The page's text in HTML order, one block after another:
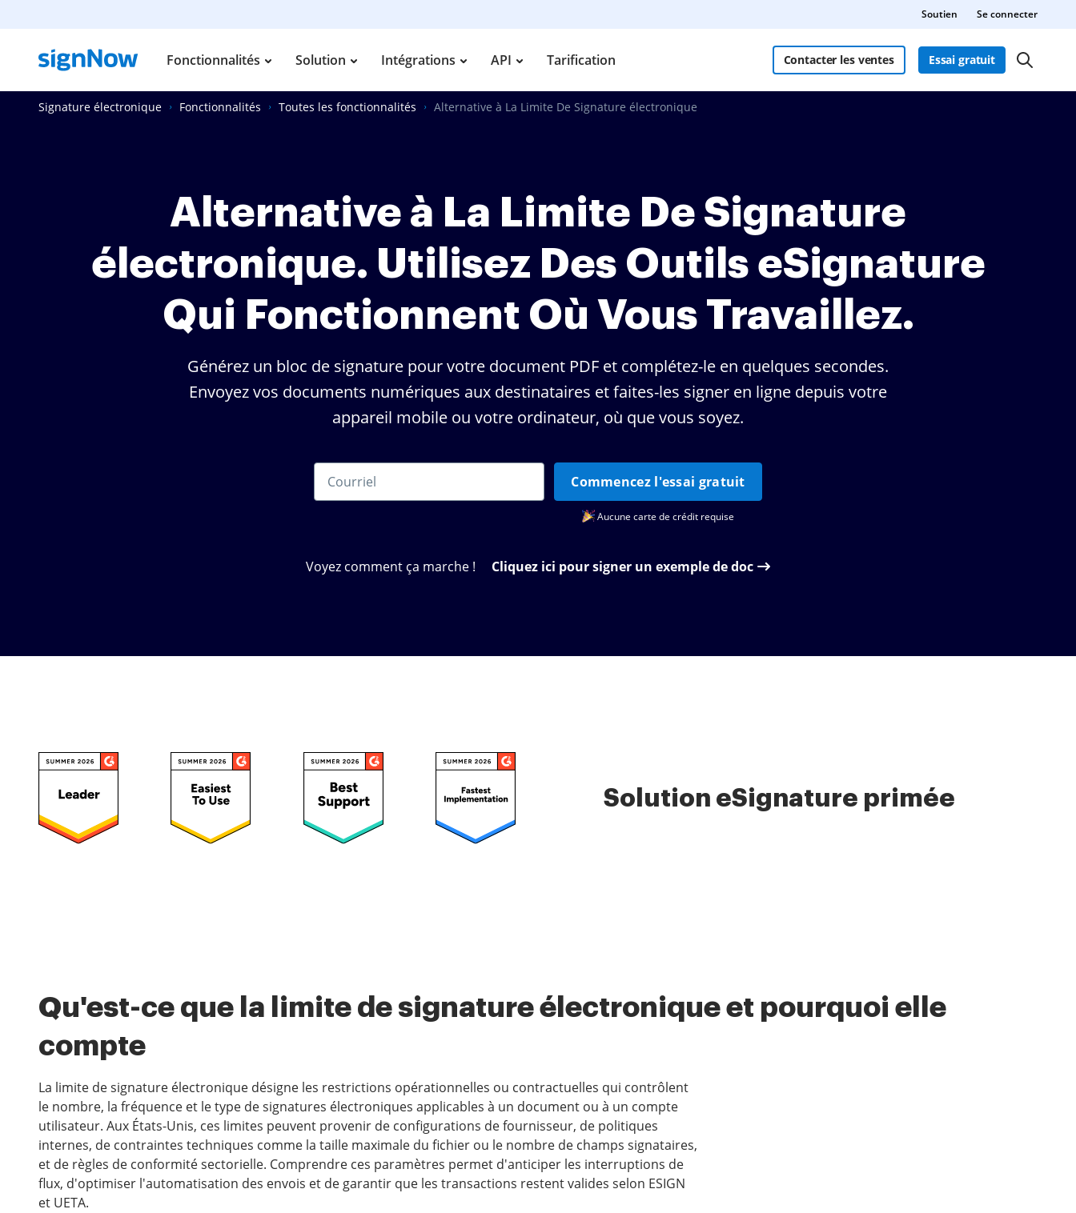
Soutien Se connecter
Fonctionnalités Solution Intégrations API Tarification Contacter les ventes Essai gratuit
Signature électronique Fonctionnalités Toutes les fonctionnalités Alternative à La Limite De Signature électronique
Alternative à La Limite De Signature
électronique. Utilisez Des Outils eSignature
Qui Fonctionnent Où Vous Travaillez.
Générez un bloc de signature pour votre document PDF et complétez-le en quelques secondes.
Envoyez vos documents numériques aux destinataires et faites-les signer en ligne depuis votre
appareil mobile ou votre ordinateur, où que vous soyez.
Commencez l'essai gratuit
Aucune carte de crédit requise
Voyez comment ça marche ! Cliquez ici pour signer un exemple de doc
Solution eSignature primée
Qu'est-ce que la limite de signature électronique et pourquoi elle
compte
La limite de signature électronique désigne les restrictions opérationnelles ou contractuelles qui contrôlent
le nombre, la fréquence et le type de signatures électroniques applicables à un document ou à un compte
utilisateur. Aux États-Unis, ces limites peuvent provenir de configurations de fournisseur, de politiques
internes, de contraintes techniques comme la taille maximale du fichier ou le nombre de champs signataires,
et de règles de conformité sectorielle. Comprendre ces paramètres permet d'anticiper les interruptions de
flux, d'optimiser l'automatisation des envois et de garantir que les transactions restent valides selon ESIGN
et UETA.